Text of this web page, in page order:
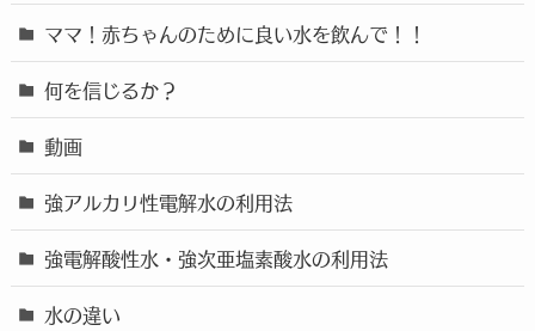
ママ！赤ちゃんのために良い水を飲んで！！
何を信じるか？
動画
強アルカリ性電解水の利用法
強電解酸性水・強次亜塩素酸水の利用法
水の違い